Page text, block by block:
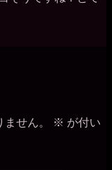
せん。 ※ が付い